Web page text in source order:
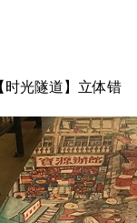
时光隧道】立体错